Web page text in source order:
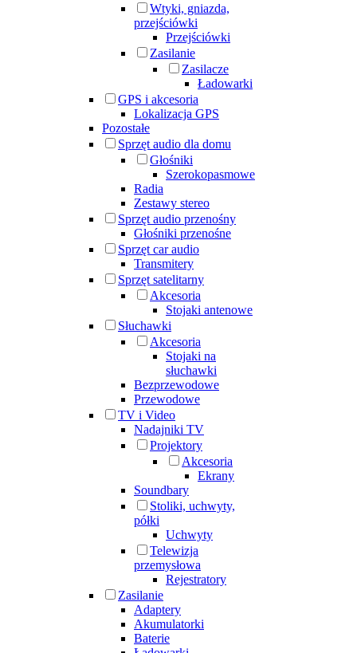
Wtyki, gniazda,
przejściówki
Przejściówki
Zasilanie
Zasilacze
Ładowarki
GPS i akcesoria
Lokalizacja GPS
Pozostałe
Sprzęt audio dla domu
Głośniki
Szerokopasmowe
Radia
Zestawy stereo
Sprzęt audio przenośny
Głośniki przenośne
Sprzęt car audio
Transmitery
Sprzęt satelitarny
Akcesoria
Stojaki antenowe
Słuchawki
Akcesoria
Stojaki na
słuchawki
Bezprzewodowe
Przewodowe
TV i Video
Nadajniki TV
Projektory
Akcesoria
Ekrany
Soundbary
Stoliki, uchwyty,
półki
Uchwyty
Telewizja
przemysłowa
Rejestratory
Zasilanie
Adaptery
Akumulatorki
Baterie